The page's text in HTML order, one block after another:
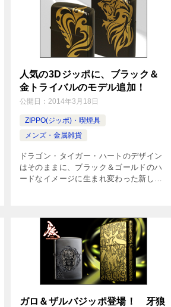
人気の3Dジッポに、ブラック＆
金トライバルのモデル追加！
公開日： 2014年3月18日
ZIPPO(ジッポ)・喫煙具
メンズ・金属雑貨
ドラゴン・タイガー・ハートのデザイン
はそのままに、ブラック＆ゴールドのハ
ードなイメージに生まれ変わった新しい
ガロ＆ザルバジッポ登場！ 牙狼